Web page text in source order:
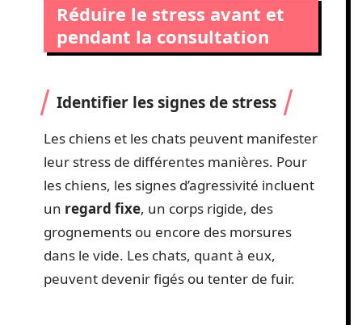
Réduire le stress avant et
pendant la consultation
Identifier les signes de stress
Les chiens et les chats peuvent manifester
leur stress de différentes manières. Pour
les chiens, les signes d’agressivité incluent
un regard fixe, un corps rigide, des
grognements ou encore des morsures
dans le vide. Les chats, quant à eux,
peuvent devenir figés ou tenter de fuir.